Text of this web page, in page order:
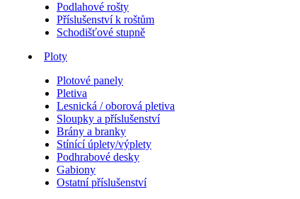
Podlahové rošty
Příslušenství k roštům
Schodišťové stupně
Ploty
Plotové panely
Pletiva
Lesnická / oborová pletiva
Sloupky a příslušenství
Brány a branky
Stínící úplety/výplety
Podhrabové desky
Gabiony
Ostatní příslušenství